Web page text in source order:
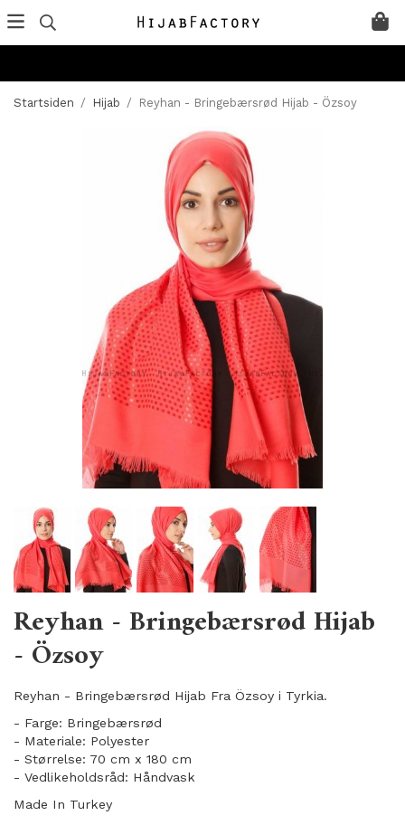
Startsiden / Hijab / Reyhan - Bringebærsrød Hijab - Özsoy
Reyhan - Bringebærsrød Hijab
- Özsoy
Reyhan - Bringebærsrød Hijab Fra Özsoy i Tyrkia.
- Farge: Bringebærsrød
- Materiale: Polyester
- Størrelse: 70 cm x 180 cm
- Vedlikeholdsråd: Håndvask
Made In Turkey